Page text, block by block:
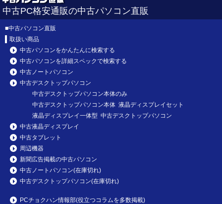
中古PC格安通販の中古パソコン直販
■中古パソコン直販
取扱い商品
中古パソコンをかんたんに検索する
中古パソコンを詳細スペックで検索する
中古ノートパソコン
中古デスクトップパソコン
中古デスクトップパソコン本体のみ
中古デスクトップパソコン本体 液晶ディスプレイセット
液晶ディスプレイ一体型 中古デスクトップパソコン
中古液晶ディスプレイ
中古タブレット
周辺機器
新聞広告掲載の中古パソコン
中古ノートパソコン(在庫切れ)
中古デスクトップパソコン(在庫切れ)
PCチョクハン情報部(役立つコラムを多数掲載)